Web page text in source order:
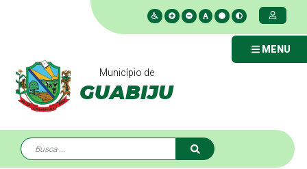
Município de
GUABIJU
MENU